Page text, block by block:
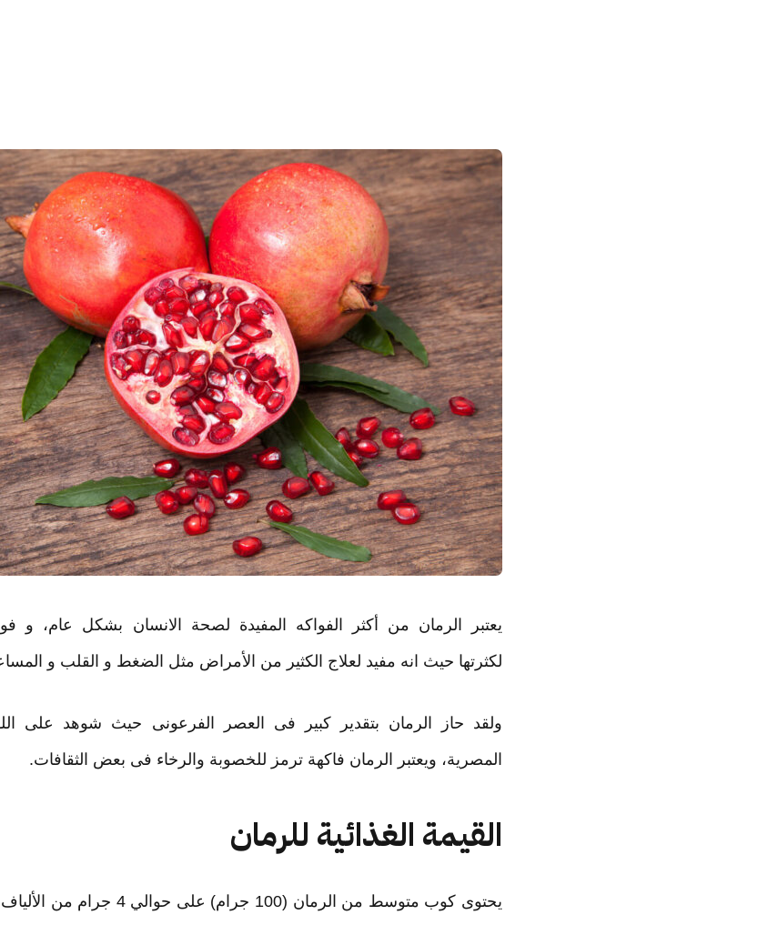
يعتبر الرمان من أكثر الفواكه المفيدة لصحة الانسان بشكل عام، و
لكثرتها حيث انه مفيد لعلاج الكثير من الأمراض مثل الضغط و القلب و
ولقد حاز الرمان بتقدير كبير فى العصر الفرعونى حيث شوهد على
المصرية، ويعتبر الرمان فاكهة ترمز للخصوبة والرخاء فى بعض الثقافات.
القيمة الغذائية للرمان